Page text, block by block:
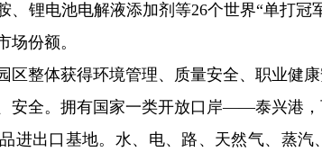
、锂电池电解液添加剂等26个世界“单打
场份额。
区整体获得环境管理、质量安全、职业健
安全。拥有国家一类开放口岸——泰兴港
进出口基地。水、电、路、天然气、蒸